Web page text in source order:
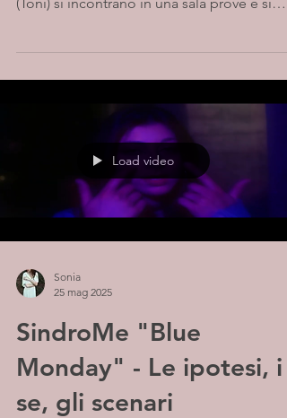
Load video
Sonia
25 mag 2025
SindroMe "Blue
Monday" - Le ipotesi, i
se, gli scenari